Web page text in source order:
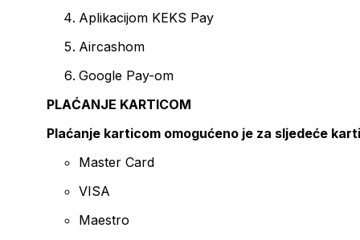
Aplikacijom KEKS Pay
Aircashom
Google Pay-om
PLAĆANJE KARTICOM
Plaćanje karticom omogućeno je za sljedeće
Master Card
VISA
Maestro